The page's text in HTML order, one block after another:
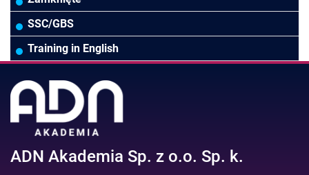
Wodociągi/Kanalizacja
Pozostałe branże
Pozostałe
Prawo pracy
Asystentka/Sekretarka
Efektywność osobista//Wellbeing
MS 365/SharePoint/Bazy danych
MS Project/Word/PowerPoint
SSC/GBS
Training in English
ADN Akademia Sp. z o.o. Sp. k.